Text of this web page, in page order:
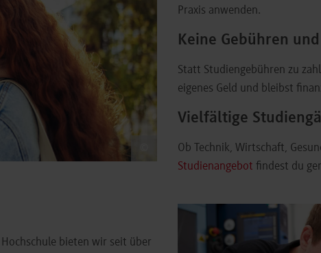
Praxis anwenden.
Keine Gebühren
Statt Studiengebühren zu
eigenes Geld und bleibst
Vielfältige
Ob Technik, Wirtschaft,
Studienangebot findest du
bieten wir seit über